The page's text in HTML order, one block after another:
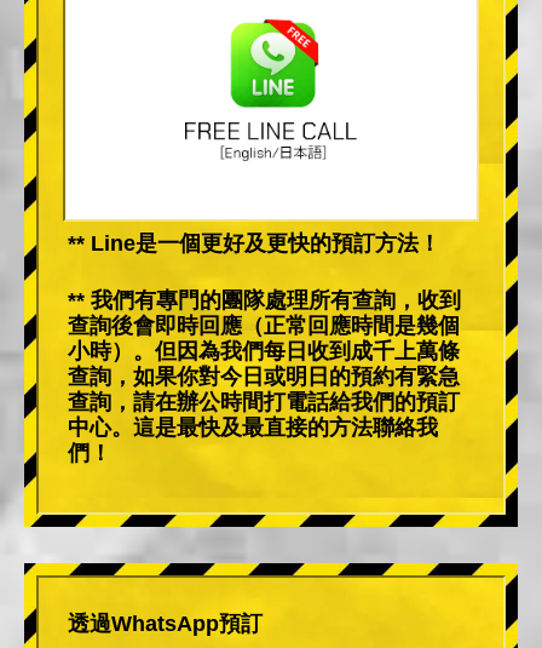
** Line是一個更好及更快的預訂方法！
** 我們有專門的團隊處理所有查詢，收到
查詢後會即時回應（正常回應時間是幾個
小時）。但因為我們每日收到成千上萬條
查詢，如果你對今日或明日的預約有緊急
查詢，請在辦公時間打電話給我們的預訂
中心。這是最快及最直接的方法聯絡我
們！
透過WhatsApp預訂